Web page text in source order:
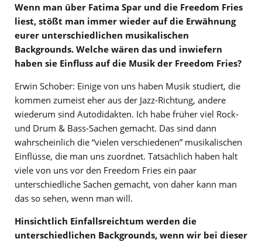
Wenn man über Fatima Spar und die Freedom Fries
liest, stößt man immer wieder auf die Erwähnung
eurer unterschiedlichen musikalischen
Backgrounds. Welche wären das und inwiefern
haben sie Einfluss auf die Musik der Freedom Fries?
Erwin Schober: Einige von uns haben Musik studiert, die
kommen zumeist eher aus der Jazz-Richtung, andere
wiederum sind Autodidakten. Ich habe früher viel Rock-
und Drum & Bass-Sachen gemacht. Das sind dann
wahrscheinlich die “vielen verschiedenen” musikalischen
Einflüsse, die man uns zuordnet. Tatsächlich haben halt
viele von uns vor den Freedom Fries ein paar
unterschiedliche Sachen gemacht, von daher kann man
das so sehen, wenn man will.
Hinsichtlich Einfallsreichtum werden die
unterschiedlichen Backgrounds, wenn wir bei dieser